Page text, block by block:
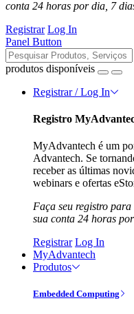
conta 24 horas por dia, 7
Registrar Log In
Panel Button
produtos disponíveis
Registrar / Log In
Registro
MyAdvantech é um
Advantech. Se
receber as últimas
webinars e ofertas
Faça seu registro
sua conta 24 horas
Registrar Log In
MyAdvantech
Produtos
Embedded Computing